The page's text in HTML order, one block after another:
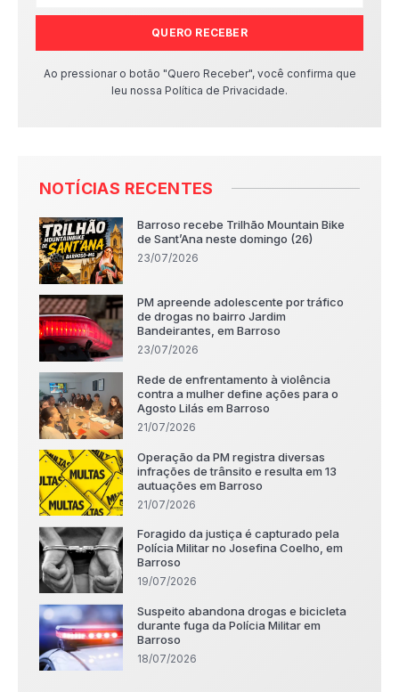
QUERO RECEBER
Ao pressionar o botão "Quero Receber", você confirma que
leu nossa Política de Privacidade.
NOTÍCIAS RECENTES
Barroso recebe Trilhão Mountain Bike
de Sant’Ana neste domingo (26)
23/07/2026
PM apreende adolescente por tráfico
de drogas no bairro Jardim
Bandeirantes, em Barroso
23/07/2026
Rede de enfrentamento à violência
contra a mulher define ações para o
Agosto Lilás em Barroso
21/07/2026
Operação da PM registra diversas
infrações de trânsito e resulta em 13
autuações em Barroso
21/07/2026
Foragido da justiça é capturado pela
Polícia Militar no Josefina Coelho, em
Barroso
19/07/2026
Suspeito abandona drogas e bicicleta
durante fuga da Polícia Militar em
Barroso
18/07/2026